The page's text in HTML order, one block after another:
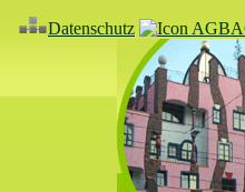
Datenschutz